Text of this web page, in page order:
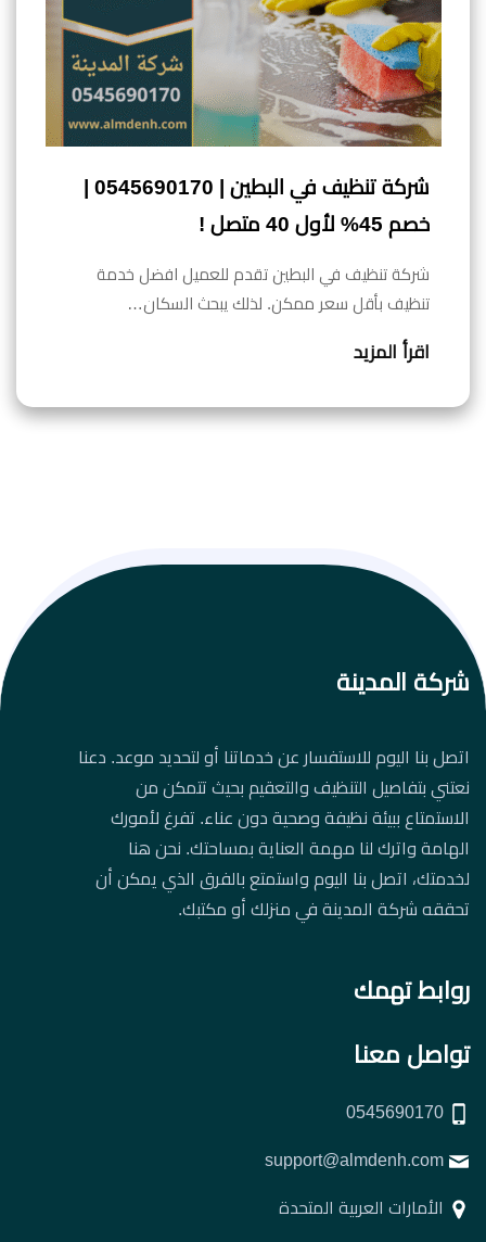
خصم 45% لأول 40 متصل !
شركة تنظيف في البطين تقدم للعميل افضل خدمة
تنظيف بأقل سعر ممكن. لذلك يبحث السكان…
اقرأ المزيد
شركة المدينة
اتصل بنا اليوم للاستفسار عن خدماتنا أو لتحديد موعد. دعنا
نعتني بتفاصيل التنظيف والتعقيم بحيث تتمكن من
الاستمتاع ببيئة نظيفة وصحية دون عناء. تفرغ لأمورك
الهامة واترك لنا مهمة العناية بمساحتك. نحن هنا
لخدمتك، اتصل بنا اليوم واستمتع بالفرق الذي يمكن أن
تحققه شركة المدينة في منزلك أو مكتبك.
روابط تهمك
تواصل معنا
الأمارات العربية المتحدة